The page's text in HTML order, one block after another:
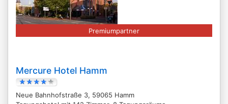
Premiumpartner
Mercure Hotel Hamm
Neue Bahnhofstraße 3, 59065 Hamm